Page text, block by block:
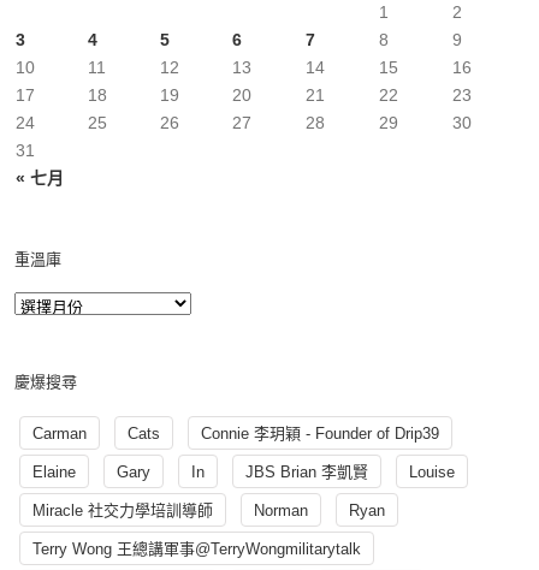
« 七月
1
2
3
4 5 6 7 8
9
10
11 12 13 14 15
16
17
18 19 20 21 22
23
24
25 26 27 28 29
30
31
重溫庫
慶爆搜尋
Carman Cats Connie 李玥穎 - Founder of Drip39
Elaine Gary In JBS Brian 李凱賢 Louise
Miracle 社交力學培訓導師 Norman Ryan
Terry Wong 王總講軍事@TerryWongmilitarytalk